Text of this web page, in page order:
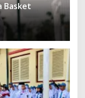
Basket